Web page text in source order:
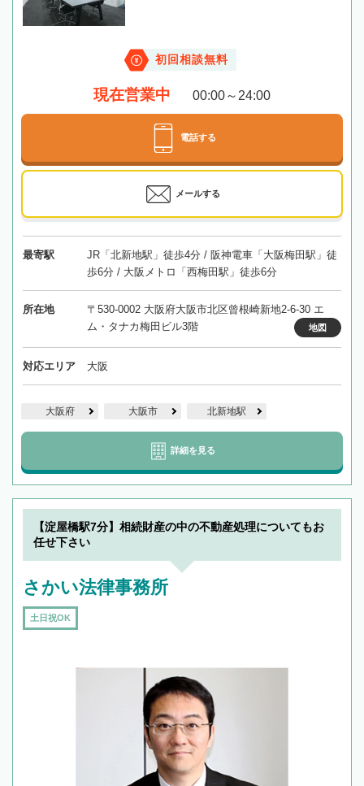
初回相談無料
現在営業中 00:00～24:00
電話する
メールする
最寄駅
JR「北新地駅」徒歩4分 / 阪神電車「大阪梅田駅」徒
歩6分 / 大阪メトロ「西梅田駅」徒歩6分
所在地
〒530-0002 大阪府大阪市北区曾根崎新地2-6-30 エ
ム・タナカ梅田ビル3階
地図
対応エリア 大阪
大阪府 大阪市 北新地駅
詳細を見る
【淀屋橋駅7分】相続財産の中の不動産処理についてもお
任せ下さい
さかい法律事務所
土日祝OK